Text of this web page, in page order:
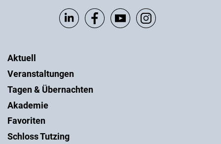
Aktuell
Veranstaltungen
Tagen & Übernachten
Akademie
Favoriten
Schloss Tutzing